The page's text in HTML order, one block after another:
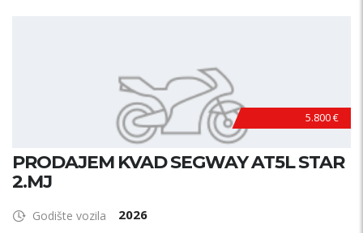
5.800 €
PRODAJEM KVAD SEGWAY AT5L STAR
2.MJ
Godište vozila 2026